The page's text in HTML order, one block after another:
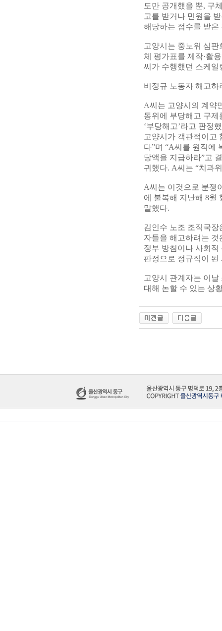
도만 공개했을 뿐, 구
고를 받거나 민원을
해당하는 점수를 받은
고양시는 중노위 심
체 평가표를 제작·활
씨가 수행했던 스케일
비정규 노동자 해고하
A씨는 고양시의 계약
동위에 부당해고 구
‘부당해고’라고 판정
고양시가 객관적이고
다”며 “A씨를 원직에
당액을 지급하라”고
귀했다. A씨는 “치과
A씨는 이것으로 분쟁
에 불복해 지난해 8월
말했다.
김인수 노조 조직국
자들을 해고하려는 것
정부 방침이나 사회
판정으로 정규직이
고양시 관계자는 이
대해 논할 수 있는 상